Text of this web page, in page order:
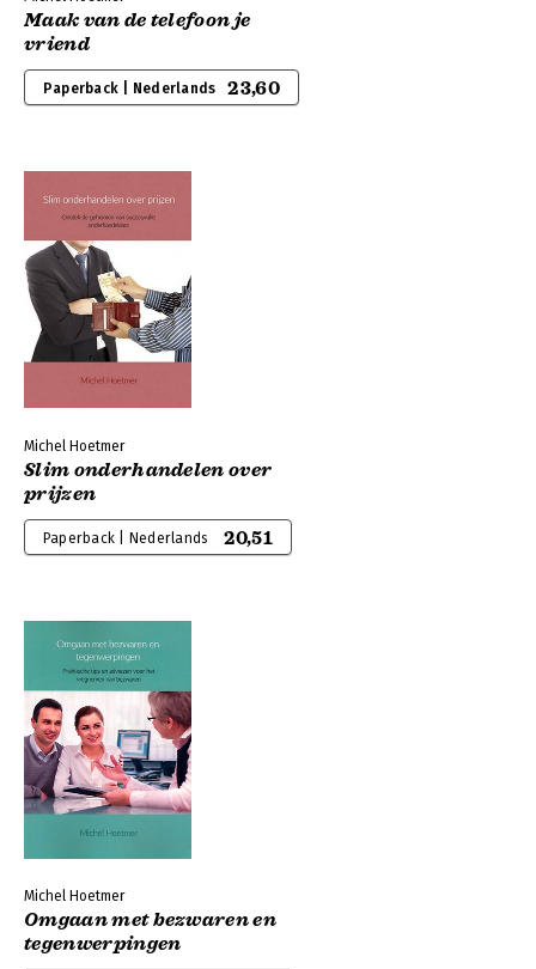
Maak van de telefoon je
vriend
Paperback | Nederlands 23,60
Michel Hoetmer
Slim onderhandelen over
prijzen
Paperback | Nederlands 20,51
Michel Hoetmer
Omgaan met bezwaren en
tegenwerpingen